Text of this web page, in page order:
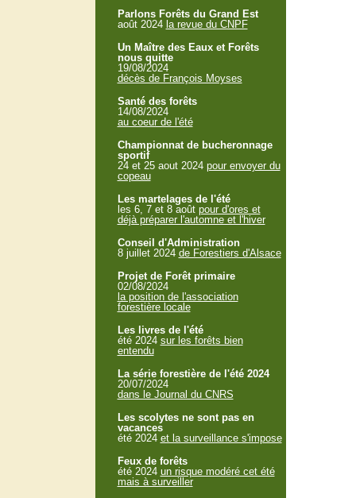
Parlons Forêts du Grand Est
août 2024 la revue du CNPF
Un Maître des Eaux et Forêts
nous quitte
19/08/2024
décès de François Moyses
Santé des forêts
14/08/2024
au coeur de l'été
Championnat de bucheronnage
sportif
24 et 25 aout 2024 pour envoyer du
copeau
Les martelages de l'été
les 6, 7 et 8 août pour d'ores et
déjà préparer l'automne et l'hiver
Conseil d'Administration
8 juillet 2024 de Forestiers d'Alsace
Projet de Forêt primaire
02/08/2024
la position de l'association
forestière locale
Les livres de l'été
été 2024 sur les forêts bien
entendu
La série forestière de l'été 2024
20/07/2024
dans le Journal du CNRS
Les scolytes ne sont pas en
vacances
été 2024 et la surveillance s'impose
Feux de forêts
été 2024 un risque modéré cet été
mais à surveiller